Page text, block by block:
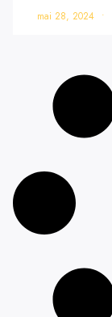
mai 28, 2024